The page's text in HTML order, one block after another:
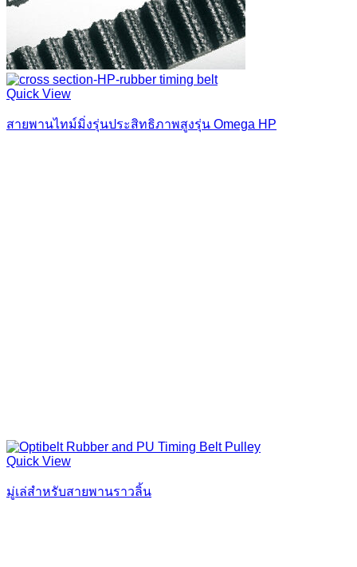
Quick View
สายพานไทม์มิ่งรุ่นประสิทธิภาพสูงรุ่น Omega HP
Quick View
มู่เล่สำหรับสายพานราวลิ้น